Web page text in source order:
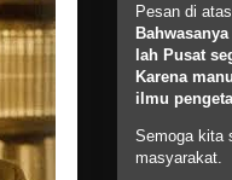
Pesan di
Bahwasanya
lah Pusat
Karena
ilmu
Semoga kita
masyarakat.